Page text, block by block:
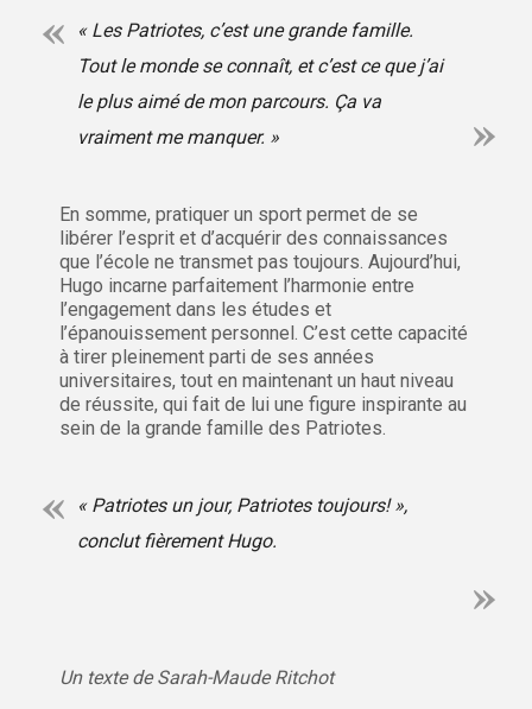
« Les Patriotes, c’est une grande famille.
Tout le monde se connaît, et c’est ce que j’ai
le plus aimé de mon parcours. Ça va
vraiment me manquer. »
En somme, pratiquer un sport permet de se
libérer l’esprit et d’acquérir des connaissances
que l’école ne transmet pas toujours. Aujourd’hui,
Hugo incarne parfaitement l’harmonie entre
l’engagement dans les études et
l’épanouissement personnel. C’est cette capacité
à tirer pleinement parti de ses années
universitaires, tout en maintenant un haut niveau
de réussite, qui fait de lui une figure inspirante au
sein de la grande famille des Patriotes.
« Patriotes un jour, Patriotes toujours! »,
conclut fièrement Hugo.
Un texte de Sarah-Maude Ritchot